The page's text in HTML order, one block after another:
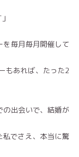
毎月毎月開催して
もあれば、たった2
の出会いで、結婚が
でさえ、本当に驚